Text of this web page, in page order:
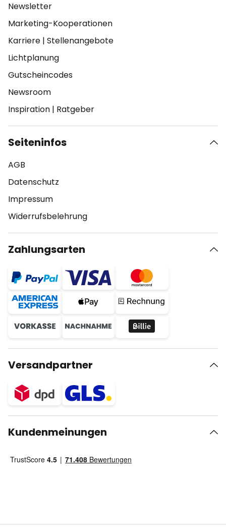
Newsletter
Marketing-Kooperationen
Karriere | Stellenangebote
Lichtplanung
Gutscheincodes
Newsroom
Inspiration | Ratgeber
Seiteninfos
AGB
Datenschutz
Impressum
Widerrufsbelehrung
Zahlungsarten
Versandpartner
Kundenmeinungen